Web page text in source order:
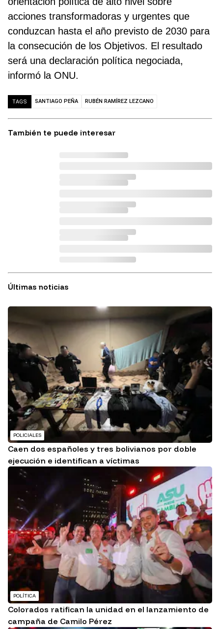
acciones transformadoras y urgentes que
conduzcan hasta el año previsto de 2030 para
la consecución de los Objetivos. El resultado
será una declaración política negociada,
informó la ONU.
TAGS SANTIAGO PEÑA RUBÉN RAMÍREZ LEZCANO
También te puede interesar
Últimas noticias
POLICIALES
Caen dos españoles y tres bolivianos por doble
ejecución e identifican a víctimas
POLÍTICA
Colorados ratifican la unidad en el lanzamiento de
campaña de Camilo Pérez